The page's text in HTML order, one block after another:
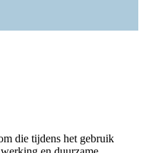
die tijdens het gebruik